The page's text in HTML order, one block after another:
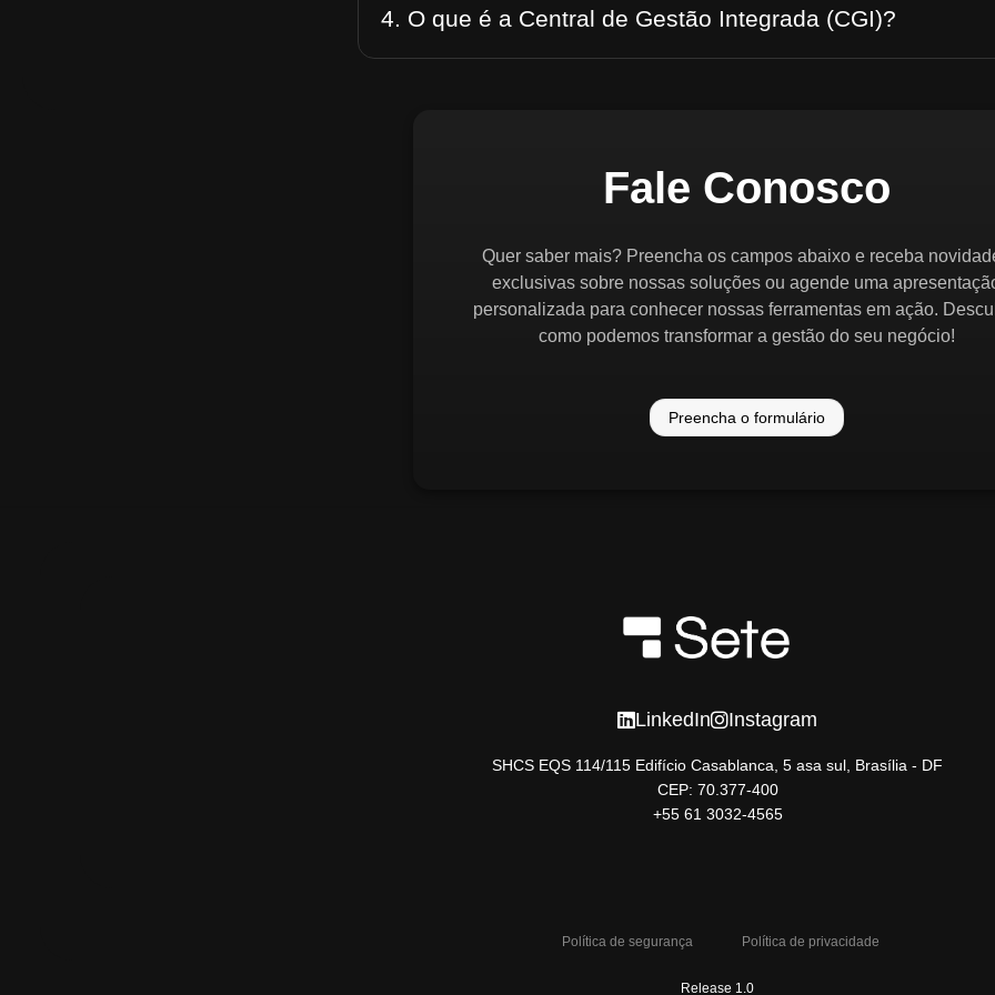
4. O que é a Central de Gestão Integrada (CGI)?
Fale Conosco
Quer saber mais? Preencha os campos abaixo e receba
exclusivas sobre nossas soluções ou agende uma
personalizada para conhecer nossas ferramentas em ação.
como podemos transformar a gestão do seu negócio!
Preencha o formulário
LinkedIn Instagram
SHCS EQS 114/115 Edifício Casablanca, 5 asa sul, Brasília - DF
CEP: 70.377-400
+55 61 3032-4565
Política de segurança Política de privacidade
Release 1.0